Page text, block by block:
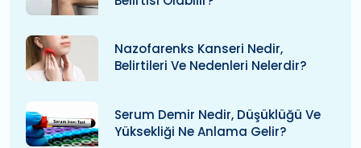
Nazofarenks Kanseri Nedir,
Belirtileri Ve Nedenleri Nelerdir?
Serum Demir Nedir, Düşüklüğü Ve
Yüksekliği Ne Anlama Gelir?